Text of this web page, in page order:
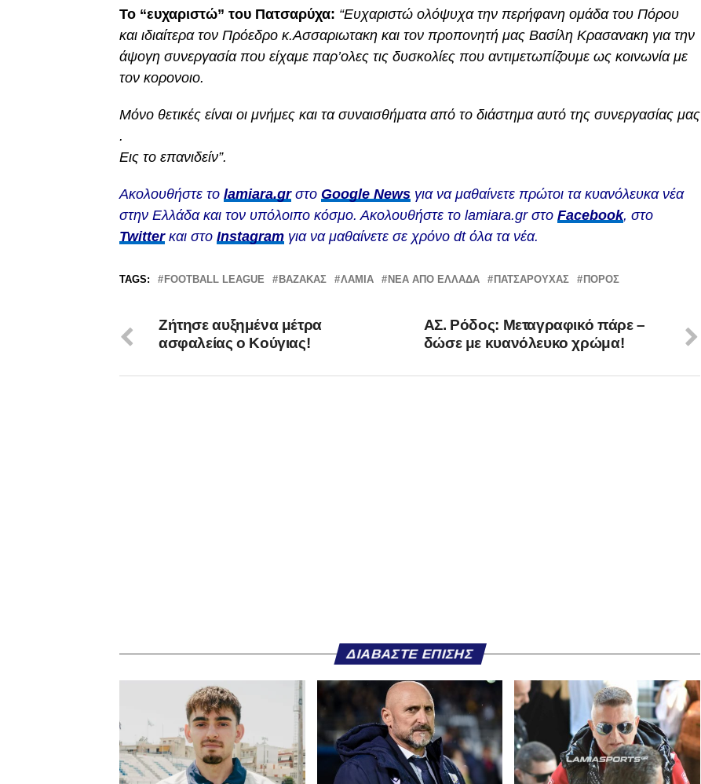
Το “ευχαριστώ” του Πατσαρύχα: “Ευχαριστώ ολόψυχα την περήφανη ομάδα του Πόρου
και ιδιαίτερα τον Πρόεδρο κ.Ασσαριωτακη και τον προπονητή μας Βασίλη Κρασανακη για την
άψογη συνεργασία που είχαμε παρ’ολες τις δυσκολίες που αντιμετωπίζουμε ως κοινωνία με
τον κορονοιο.
Μόνο θετικές είναι οι μνήμες και τα συναισθήματα από το διάστημα αυτό της συνεργασίας μας
.
Εις το επανιδείν”.
Ακολουθήστε το lamiara.grστο Google News για να μαθαίνετε πρώτοι τα κυανόλευκα νέα
στην Ελλάδα και τον υπόλοιπο κόσμο. Ακολουθήστε το lamiara.gr στο Facebook, στο
Twitterκαι στο Instagram για να μαθαίνετε σε χρόνο dt όλα τα νέα.
TAGS: FOOTBALL LEAGUE ΒΑΖΑΚΑΣ ΛΑΜΊΑ ΝΕΑ ΑΠΟ ΕΛΛΑΔΑ ΠΑΤΣΑΡΟΥΧΑΣ ΠΟΡΟΣ
ΑΣ. Ρόδος: Μεταγραφικό πάρε –
δώσε με κυανόλευκο χρώμα!
Ζήτησε αυξημένα μέτρα
ασφαλείας ο Κούγιας!
ΔΙΑΒΆΣΤΕ ΕΠΊΣΗΣ